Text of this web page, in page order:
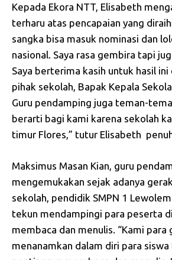
Kepada Ekora NTT, Elisabeth
terharu atas pencapaian yang
sangka bisa masuk nominasi dan
nasional. Saya rasa gembira tapi
Saya berterima kasih untuk hasil ini
pihak sekolah, Bapak Kepala
Guru pendamping juga teman-
berarti bagi kami karena sekolah
timur Flores,” tutur Elisabeth penuh
Maksimus Masan Kian, guru
mengemukakan sejak adanya
sekolah, pendidik SMPN 1
tekun mendampingi para peserta
membaca dan menulis. “Kami para
menanamkan dalam diri para